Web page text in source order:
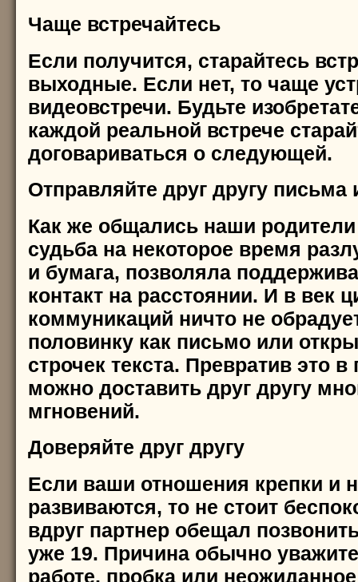
Чаще встречайтесь
Если получится, старайтесь
выходные. Если нет, то чаще
видеовстречи. Будьте
каждой реальной встрече
договариваться о следующей.
Отправляйте друг другу письма
Как же общались наши
судьба на некоторое время
и бумага, позволяла
контакт на расстоянии. И в век
коммуникаций ничто не
половинку как письмо или
строчек текста. Превратив это
можно доставить друг другу
мгновений.
Доверяйте друг другу
Если ваши отношения крепки и
развиваются, то не стоит
вдруг партнер обещал
уже 19. Причина обычно
работе, пробка или